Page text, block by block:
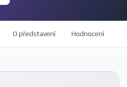
O představení Hodnocení